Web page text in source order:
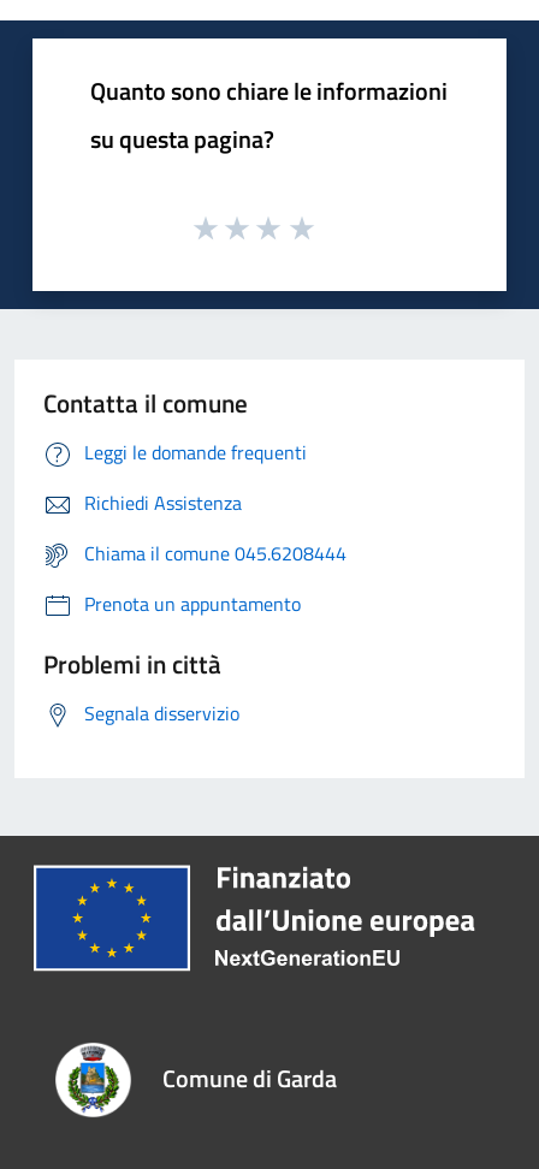
Quanto sono chiare le informazioni
su questa pagina?
Contatta il comune
Leggi le domande frequenti
Richiedi Assistenza
Chiama il comune 045.6208444
Prenota un appuntamento
Problemi in città
Segnala disservizio
Comune di Garda